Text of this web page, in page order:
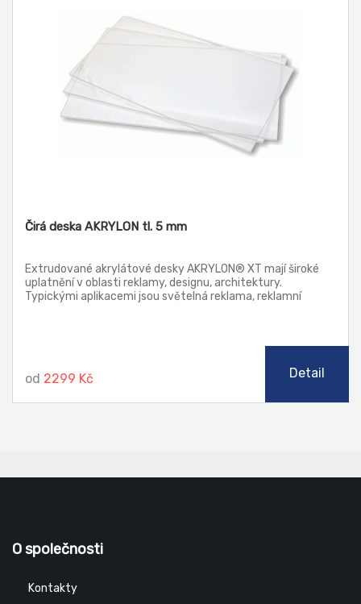
Čirá deska AKRYLON tl. 5 mm
Extrudované akrylátové desky AKRYLON® XT mají široké
uplatnění v oblasti reklamy, designu, architektury.
Typickými aplikacemi jsou světelná reklama, reklamní
od 2299 Kč Detail
O společnosti
Kontakty